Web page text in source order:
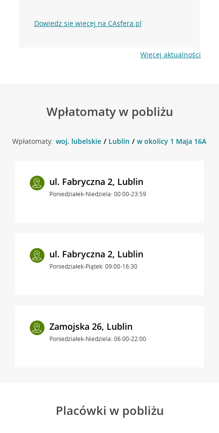
Dowiedz się więcej na CAsfera.pl
Więcej aktualności
Wpłatomaty w pobliżu
Wpłatomaty: woj. lubelskie Lublin w okolicy 1 Maja 16A ,
ul. Fabryczna 2, Lublin
Poniedziałek-Niedziela: 00:00-23:59
ul. Fabryczna 2, Lublin
Poniedziałek-Piątek: 09:00-16:30
Zamojska 26, Lublin
Poniedziałek-Niedziela: 06:00-22:00
Placówki w pobliżu